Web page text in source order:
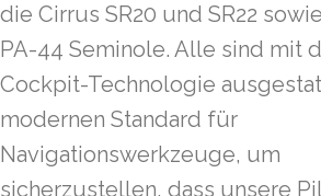
die Cirrus SR20 und SR22
PA-44 Seminole. Alle sind mit
Cockpit-Technologie
modernen Standard für
Navigationswerkzeuge, um
sicherzustellen, dass unsere